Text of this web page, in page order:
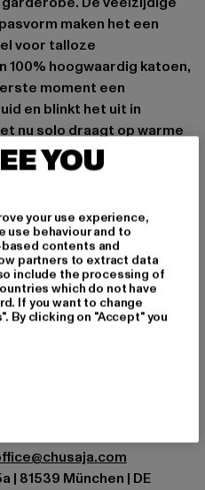
maken het een
voor talloze
100% hoogwaardig katoen,
moment een
en blinkt het uit in
nu solo draagt op warme
overhemdjas – het
essential die stijl en
Een geslaagde
looks.
Chillen, Vrije tijd
Katoen
| 81539 München | DE
YOU
your use experience,
use behaviour and to
contents and
partners to extract data
include the processing of
which do not have
If you want to change
By clicking on "Accept" you